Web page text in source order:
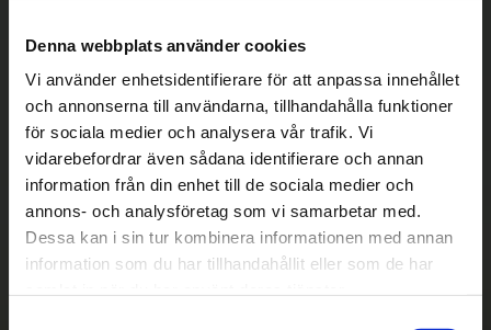
Denna webbplats använder cookies
Vi använder enhetsidentifierare för att anpassa innehållet
och annonserna till användarna, tillhandahålla funktioner
för sociala medier och analysera vår trafik. Vi
vidarebefordrar även sådana identifierare och annan
information från din enhet till de sociala medier och
annons- och analysföretag som vi samarbetar med.
Dessa kan i sin tur kombinera informationen med annan
information som du har tillhandahållit eller som de har
Betala säkert
|| Välj ||
Snabba leveranser
||
Eller ||
Hämta på lagret med/utan montering